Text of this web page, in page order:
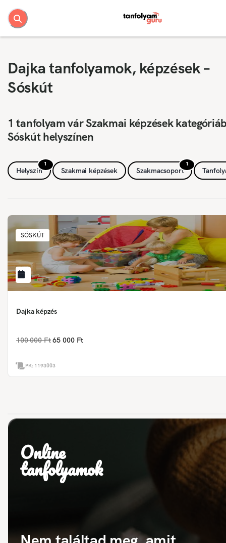
Dajka tanfolyamok, képzések –
Sóskút
1 tanfolyam vár Szakmai képzések
Sóskút helyszínen
1
Helyszín Szakmai képzések
1
Szakmacsoport
SÓSKÚT
Dajka képzés
100 000 Ft 65 000 Ft
PK: 1193003
Online
tanfolyamok